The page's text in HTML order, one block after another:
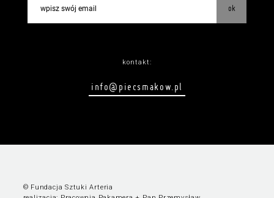
ok
kontakt:
info@piecsmakow.pl
© Fundacja Sztuki Arteria